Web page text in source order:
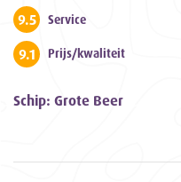
9.5 Service
9.1 Prijs/kwaliteit
Schip: Grote Beer